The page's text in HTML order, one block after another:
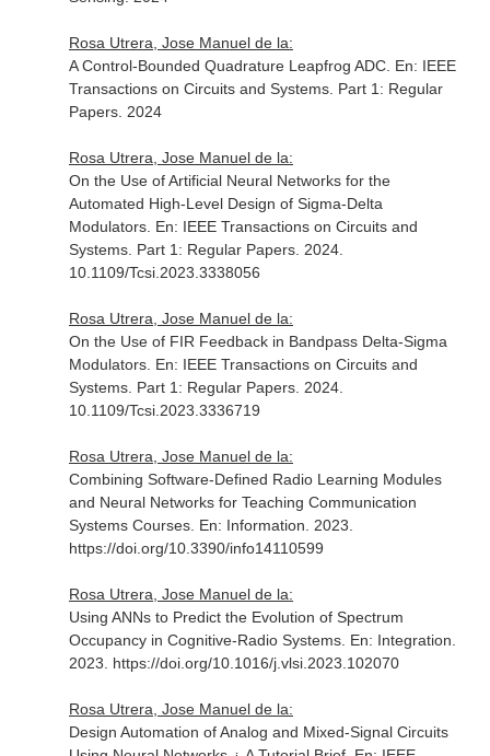
Rosa Utrera, Jose Manuel de la:
A Control-Bounded Quadrature Leapfrog ADC. En: IEEE
Transactions on Circuits and Systems. Part 1: Regular
Papers. 2024
Rosa Utrera, Jose Manuel de la:
On the Use of Artificial Neural Networks for the
Automated High-Level Design of Sigma-Delta
Modulators. En: IEEE Transactions on Circuits and
Systems. Part 1: Regular Papers. 2024.
10.1109/Tcsi.2023.3338056
Rosa Utrera, Jose Manuel de la:
On the Use of FIR Feedback in Bandpass Delta-Sigma
Modulators. En: IEEE Transactions on Circuits and
Systems. Part 1: Regular Papers. 2024.
10.1109/Tcsi.2023.3336719
Rosa Utrera, Jose Manuel de la:
Combining Software-Defined Radio Learning Modules
and Neural Networks for Teaching Communication
Systems Courses. En: Information . 2023.
https://doi.org/10.3390/info14110599
Rosa Utrera, Jose Manuel de la:
Using ANNs to Predict the Evolution of Spectrum
Occupancy in Cognitive-Radio Systems. En: Integration
2023. https://doi.org/10.1016/j.vlsi.2023.102070
Rosa Utrera, Jose Manuel de la:
Design Automation of Analog and Mixed-Signal Circuits